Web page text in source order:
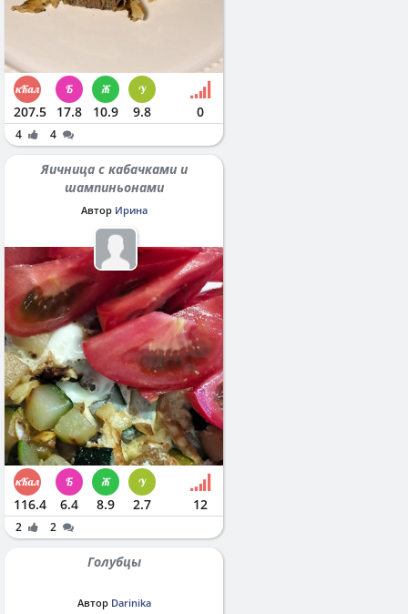
207.5 17.8 10.9 9.8 0
4 4
Яичница с кабачками и
шампиньонами
Автор Ирина
116.4 6.4 8.9 2.7 12
2 2
Голубцы
Автор Darinika